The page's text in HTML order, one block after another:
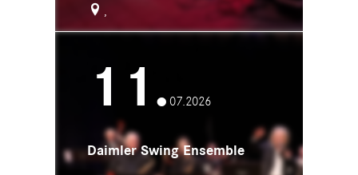
11. 07.2026
Daimler Swing Ensemble